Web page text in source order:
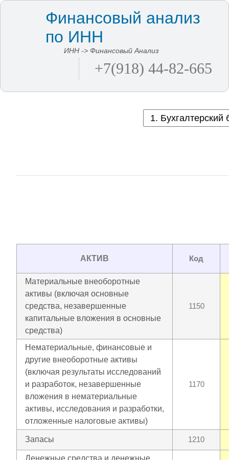
Финансовый анализ
по ИНН
ИНН -> Финансовый Анализ
+7(918) 44-82-665
АКТИВ Код
Материальные внеоборотные
активы (включая основные
средства, незавершенные
капитальные вложения в основные
средства)
1150
Нематериальные, финансовые и
другие внеоборотные активы
(включая результаты исследований
и разработок, незавершенные
вложения в нематериальные
активы, исследования и разработки,
отложенные налоговые активы)
1170
Запасы 1210
Денежные средства и денежные